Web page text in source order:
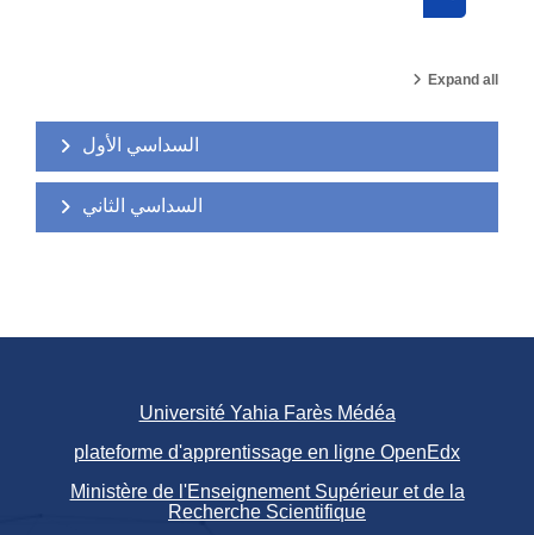
Expand all
السداسي الأول
السداسي الثاني
Université Yahia Farès Médéa
plateforme d'apprentissage en ligne OpenEdx
Ministère de l'Enseignement Supérieur et de la
Recherche Scientifique